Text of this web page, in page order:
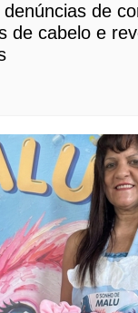
denúncias de
de cabelo e